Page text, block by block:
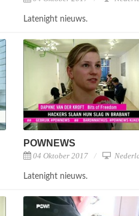
Latenight nieuws.
POWNEWS
04 Oktober 2017
Latenight nieuws.